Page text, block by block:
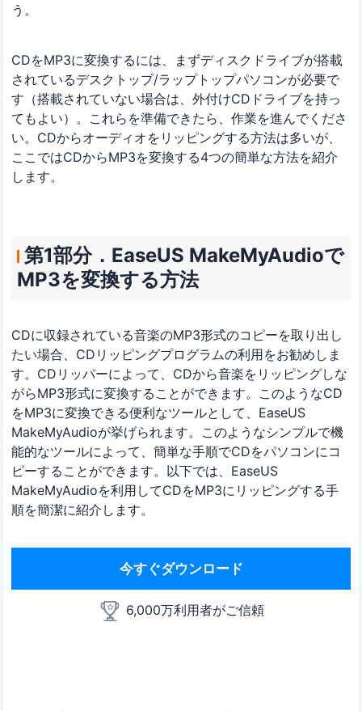
う。
CDをMP3に変換するには、まずディスクドライブが搭載
されているデスクトップ/ラップトップパソコンが必要で
す（搭載されていない場合は、外付けCDドライブを持っ
てもよい）。これらを準備できたら、作業を進んでくださ
い。CDからオーディオをリッピングする方法は多いが、
ここではCDからMP3を変換する4つの簡単な方法を紹介
します。
第1部分．EaseUS MakeMyAudioで
MP3を変換する方法
CDに収録されている音楽のMP3形式のコピーを取り出し
たい場合、CDリッピングプログラムの利用をお勧めしま
す。CDリッパーによって、CDから音楽をリッピングしな
がらMP3形式に変換することができます。このようなCD
をMP3に変換できる便利なツールとして、EaseUS
MakeMyAudioが挙げられます。このようなシンプルで機
能的なツールによって、簡単な手順でCDをパソコンにコ
ピーすることができます。以下では、EaseUS
MakeMyAudioを利用してCDをMP3にリッピングする手
順を簡潔に紹介します。
今すぐダウンロード
6,000万利用者がご信頼